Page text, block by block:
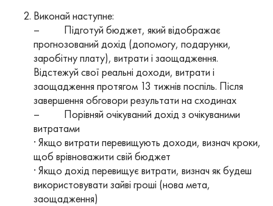
Виконай наступне:
– Підготуй бюджет, який відображає
прогнозований дохід (допомогу, подарунки,
заробітну плату), витрати і заощадження.
Відстежуй свої реальні доходи, витрати і
заощадження протягом 13 тижнів поспіль. Після
завершення обговори результати на сходинах
– Порівняй очікуваний дохід з очікуваними
витратами
· Якщо витрати перевищують доходи, визнач кроки,
щоб врівноважити свій бюджет
· Якщо дохід перевищує витрати, визнач як будеш
використовувати зайві гроші (нова мета,
заощадження)